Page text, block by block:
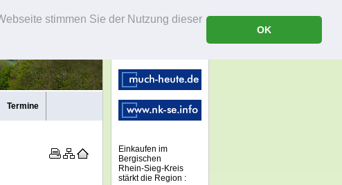
stimmen Sie der Nutzung dieser
OK
Termine
Einkaufen im
Bergischen
Rhein-Sieg-Kreis
stärkt die Region :